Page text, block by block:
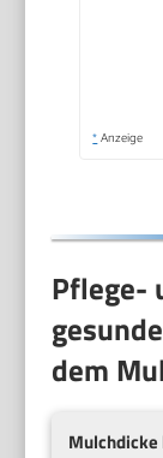
* Anzeige
Pflege-
dem